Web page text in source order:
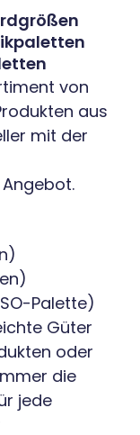
von
aus
mit der
Palette)
Güter
oder
die
jede